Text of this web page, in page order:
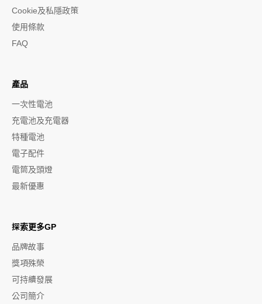
Cookie及私隱政策
使用條款
FAQ
產品
一次性電池
充電池及充電器
特種電池
電子配件
電筒及頭燈
最新優惠
探索更多GP
品牌故事
獎項殊榮
可持續發展
公司簡介